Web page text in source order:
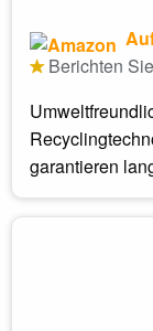
Berichten
garantieren